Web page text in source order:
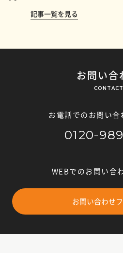
記事一覧を見る
お問い合
CONTACT
お電話でのお問い合
0120-
WEBでのお問い合
お問い合わせ